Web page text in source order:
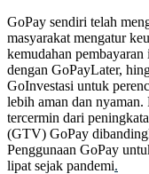
GoPay sendiri telah
masyarakat mengatur
kemudahan
dengan GoPayLater,
GoInvestasi untuk
lebih aman dan nyaman.
tercermin dari
(GTV) GoPay
Penggunaan GoPay
lipat sejak pandemi.